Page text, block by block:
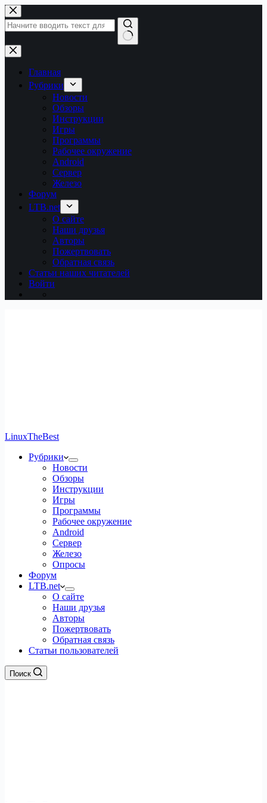
Перейти
к
сути
Ничего
не
найденоГлавная
Рубрики
Новости
Обзоры
Инструкции
Игры
Программы
Рабочее окружение
Android
Сервер
Железо
Форум
LTB.net
О сайте
Наши друзья
Авторы
Пожертвовать
Обратная связь
Статьи наших читателей
Войти
LinuxTheBest
Рубрики
Новости
Обзоры
Инструкции
Игры
Программы
Рабочее окружение
Android
Сервер
Железо
Опросы
Форум
LTB.net
О сайте
Наши друзья
Авторы
Пожертвовать
Обратная связь
Статьи пользователей
Поиск